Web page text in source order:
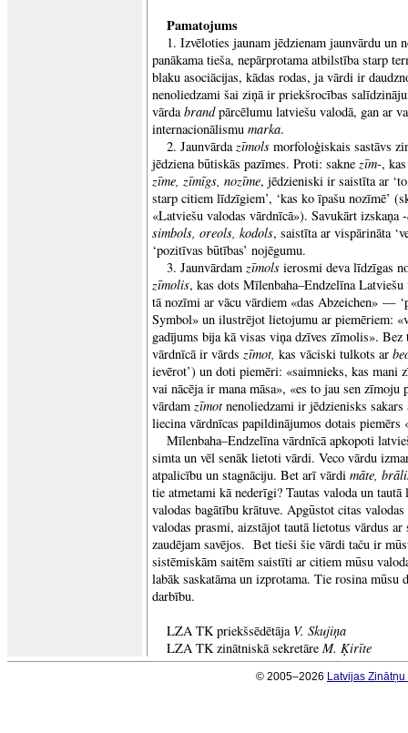
Pamatojums
1. Izvēloties jaunam jēdzienam jaunvārdu un
panākama tieša, nepārprotama atbilstība starp
blaku asociācijas, kādas rodas, ja vārdi ir
nenoliedzami šai ziņā ir priekšrocības
vārdabrandpārcēlumu latviešu valodā, gan ar
internacionālismu marka.
2. Jaunvārdazīmols morfoloģiskais sastāvs
jēdziena būtiskās pazīmes. Proti: sakne zīm-,
zīme, zīmīgs, nozīme, jēdzieniski ir saistīta ar
starp citiem līdzīgiem’, ‘kas ko īpašu nozīmē’
«Latviešu valodas vārdnīcā»). Savukārt izskaņa -
simbols, oreols, kodols, saistīta ar vispārināta
‘pozitīvas būtības’ nojēgumu.
3. Jaunvārdam zīmols ierosmi deva līdzīgas
zīmolis, kas dots Mīlenbaha–Endzelīna
tā nozīmi ar vācu vārdiem «das Abzeichen» —
Symbol» un ilustrējot lietojumu ar piemēriem:
gadījums bija kā visas viņa dzīves zīmolis».
vārdnīcā ir vārds zīmot, kas vāciski tulkots ar
ievērot’) un doti piemēri: «saimnieks, kas mani
vai nācēja ir mana māsa», «es to jau sen zīmoju
vārdam zīmotnenoliedzami ir jēdzienisks
liecina vārdnīcas papildinājumos dotais piemērs
Mīlenbaha–Endzelīna vārdnīcā apkopoti
simta un vēl senāk lietoti vārdi. Veco vārdu
atpalicību un stagnāciju. Bet arī vārdi māte,
tie atmetami kā nederīgi? Tautas valoda un
valodas bagātību krātuve. Apgūstot citas
valodas prasmi, aizstājot tautā lietotus vārdus
zaudējam savējos. Bet tieši šie vārdi taču ir
sistēmiskām saitēm saistīti ar citiem mūsu
labāk saskatāma un izprotama. Tie rosina mūsu
darbību.
LZA TK priekšsēdētāja V. Skujiņa
LZA TK zinātniskā sekretāre M. Ķirīte
© 2005–2026 Latvijas